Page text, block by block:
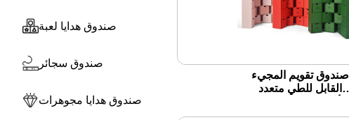
صندوق هدايا لعبة
صندوق سجائر
صندوق هدايا مجوهرات
صندوق تقويم المجيء
القابل للطي متعدد